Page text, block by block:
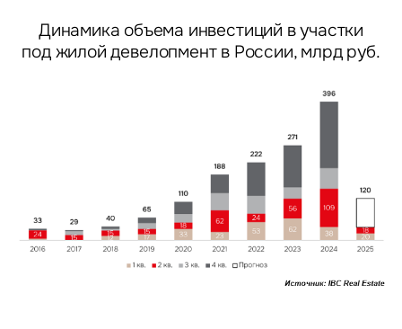
Динамика объема инвестиций в участки
под жилой девелопмент в России, млрд руб.